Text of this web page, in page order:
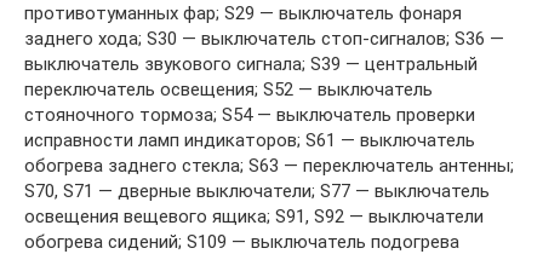
противотуманных фар; S29 — выключатель фонаря
заднего хода; S30 — выключатель стоп-сигналов; S36 —
выключатель звукового сигнала; S39 — центральный
переключатель освещения; S52 — выключатель
стояночного тормоза; S54 — выключатель проверки
исправности ламп индикаторов; S61 — выключатель
обогрева заднего стекла; S63 — переключатель антенны;
S70, S71 — дверные выключатели; S77 — выключатель
освещения вещевого ящика; S91, S92 — выключатели
обогрева сидений; S109 — выключатель подогрева